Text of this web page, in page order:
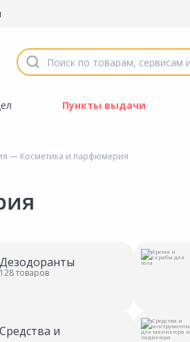
Пункты выдачи
— Косметика и парфюмерия
Дезодоранты
128 товаров
Средства и